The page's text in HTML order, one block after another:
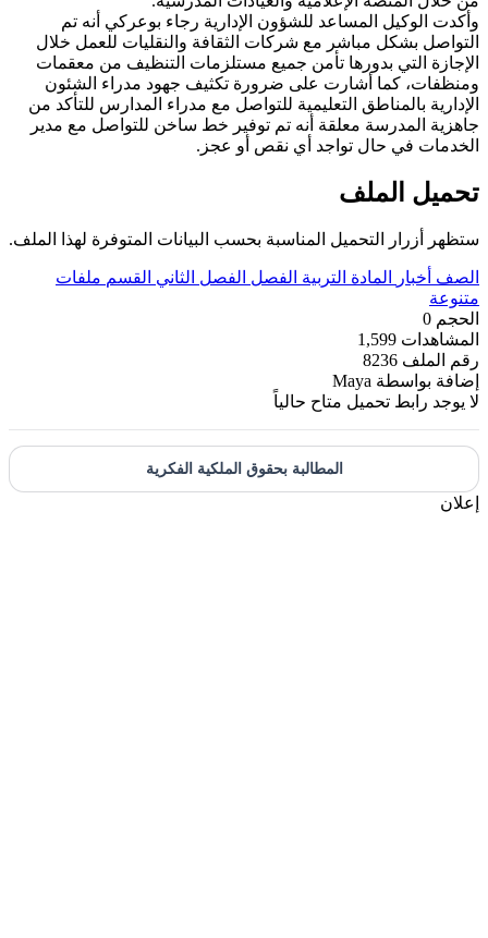
وأكدت الوكيل المساعد للشؤون الإدارية رجاء بوعركي أنه تم
التواصل بشكل مباشر مع شركات الثقافة والنقليات للعمل خلال
الإجازة التي بدورها تأمن جميع مستلزمات التنظيف من معقمات
ومنظفات، كما أشارت على ضرورة تكثيف جهود مدراء الشئون
الإدارية بالمناطق التعليمية للتواصل مع مدراء المدارس للتأكد من
جاهزية المدرسة معلقة أنه تم توفير خط ساخن للتواصل مع مدير
الخدمات في حال تواجد أي نقص أو عجز.
تحميل الملف
ستظهر أزرار التحميل المناسبة بحسب البيانات المتوفرة لهذا الملف.
الصف أخبار المادة التربية الفصل الفصل الثاني القسم ملفات
متنوعة
الحجم 0
المشاهدات 1,599
رقم الملف 8236
إضافة بواسطة Maya
لا يوجد رابط تحميل متاح حالياً
المطالبة بحقوق الملكية الفكرية
إعلان